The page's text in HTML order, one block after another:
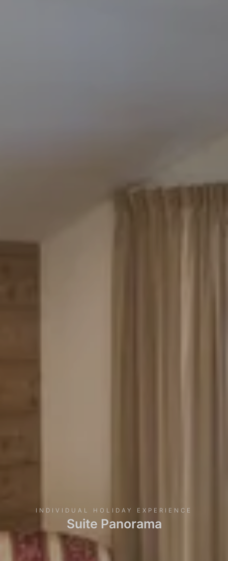
INDIVIDUAL HOLIDAY EXPERIENCE
Suite Panorama